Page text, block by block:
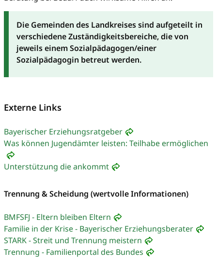
Die Gemeinden des Landkreises sind aufgeteilt in
verschiedene Zuständigkeitsbereiche, die von
jeweils einem Sozialpädagogen/einer
Sozialpädagogin betreut werden.
Externe Links
Bayerischer Erziehungsratgeber
Was können Jugendämter leisten: Teilhabe ermöglichen
Unterstützung die ankommt
Trennung & Scheidung (wertvolle Informationen)
BMFSFJ - Eltern bleiben Eltern
Familie in der Krise - Bayerischer Erziehungsberater
STARK - Streit und Trennung meistern
Trennung - Familienportal des Bundes